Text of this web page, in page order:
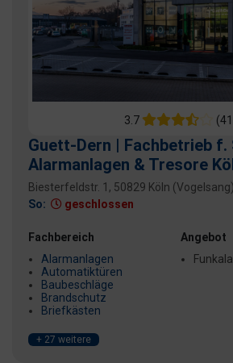
3.7
Guett-Dern | Fachbetrieb f.
Alarmanlagen & Tresore
Biesterfeldstr. 1, 50829 Köln (Vogelsang)
So:
geschlossen
Fachbereich
Alarmanlagen
Automatiktüren
Baubeschläge
Brandschutz
Briefkästen
+ 27 weitere
Angebot